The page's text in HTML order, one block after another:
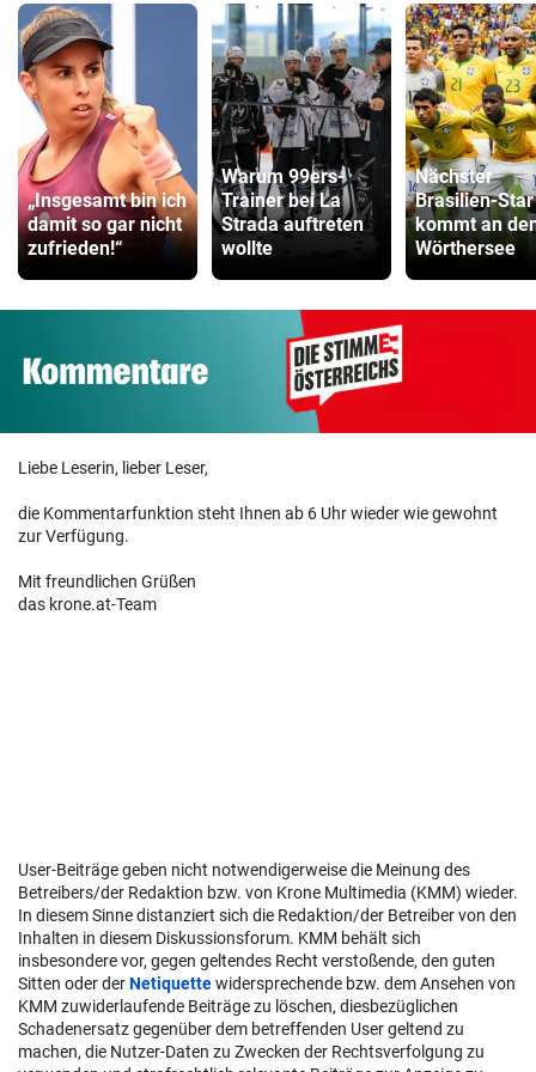
„Insgesamt bin ich
damit so gar nicht
zufrieden!“
Warum 99ers-
Trainer bei La
Strada auftreten
wollte
Nächster
Brasilien-Star
kommt an
Wörthersee
Liebe Leserin, lieber Leser,
die Kommentarfunktion steht Ihnen ab 6 Uhr wieder wie gewohnt
zur Verfügung.
Mit freundlichen Grüßen
das krone.at-Team
User-Beiträge geben nicht notwendigerweise die Meinung des
Betreibers/der Redaktion bzw. von Krone Multimedia (KMM) wieder.
In diesem Sinne distanziert sich die Redaktion/der Betreiber von den
Inhalten in diesem Diskussionsforum. KMM behält sich
insbesondere vor, gegen geltendes Recht verstoßende, den guten
Sitten oder derNetiquettewidersprechende bzw. dem Ansehen von
KMM zuwiderlaufende Beiträge zu löschen, diesbezüglichen
Schadenersatz gegenüber dem betreffenden User geltend zu
machen, die Nutzer-Daten zu Zwecken der Rechtsverfolgung zu